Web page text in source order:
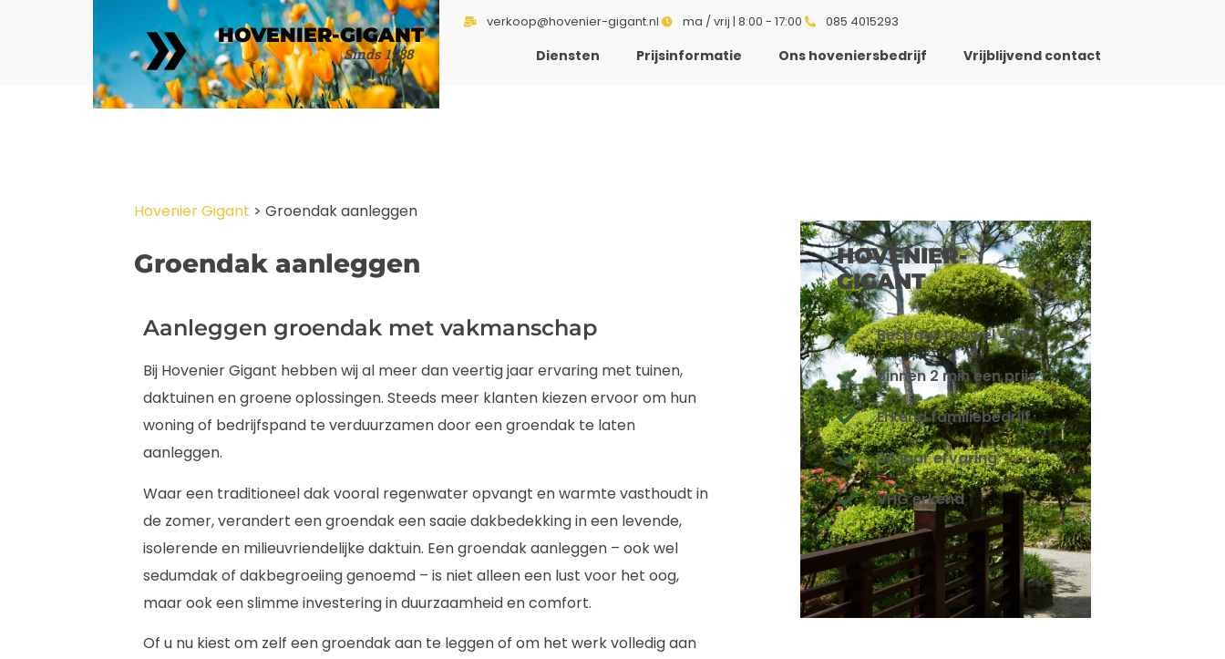
HOVENIER-GIGANT
Sinds 1988
verkoop@hovenier-gigant.nl ma / vrij | 8:00 - 17:00 085 4015293
Diensten Prijsinformatie Ons hoveniersbedrijf Vrijblijvend contact
Hovenier Gigant > Groendak aanleggen
Groendak aanleggen
Aanleggen groendak met vakmanschap
Bij Hovenier Gigant hebben wij al meer dan veertig jaar ervaring met tuinen,
daktuinen en groene oplossingen. Steeds meer klanten kiezen ervoor om hun
woning of bedrijfspand te verduurzamen door een groendak te laten
aanleggen.
Waar een traditioneel dak vooral regenwater opvangt en warmte vasthoudt in
de zomer, verandert een groendak een saaie dakbedekking in een levende,
isolerende en milieuvriendelijke daktuin. Een groendak aanleggen – ook wel
sedumdak of dakbegroeiing genoemd – is niet alleen een lust voor het oog,
maar ook een slimme investering in duurzaamheid en comfort.
Of u nu kiest om zelf een groendak aan te leggen of om het werk volledig aan
HOVENIER-
GIGANT
Bespaar tot wel 40%
Binnen 2 min een prijs
Erkend familiebedrijf
34 jaar ervaring
VHG erkend